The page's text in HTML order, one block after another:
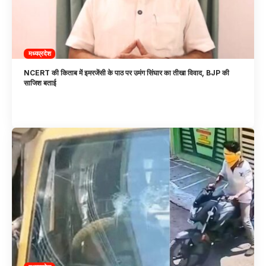
मध्यप्रदेश
NCERT की किताब में इमरजेंसी के पाठ पर उमंग सिंघार का तीखा विवाद, BJP की
साजिश बताई